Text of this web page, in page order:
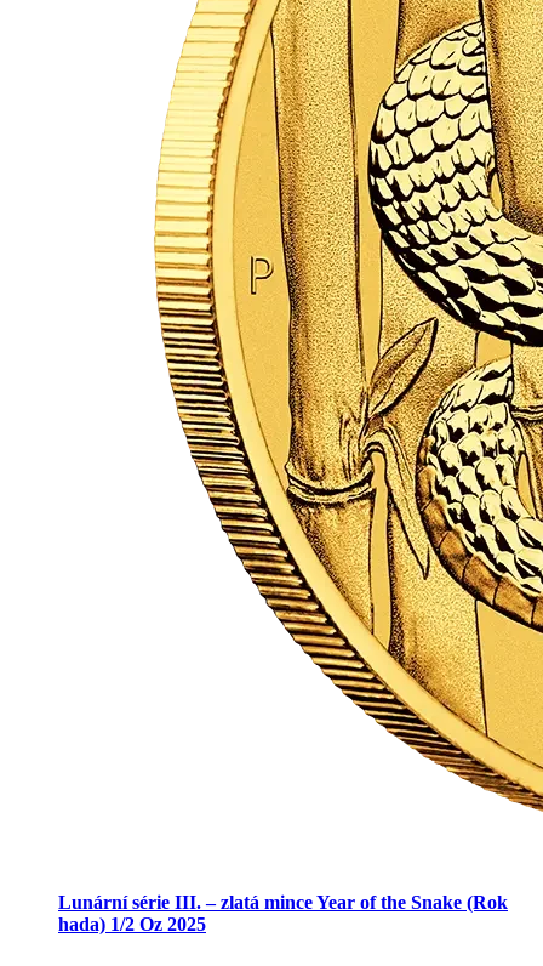
Lunární série III. – zlatá mince Year of the Snake (Rok
hada) 1/2 Oz 2025